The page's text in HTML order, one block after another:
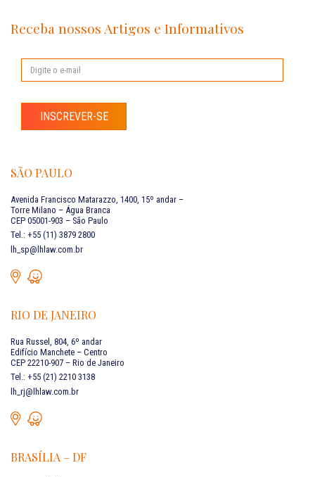
Receba nossos Artigos e Informativos
INSCREVER-SE
SÃO PAULO
Avenida Francisco Matarazzo, 1400, 15º andar –
Torre Milano – Água Branca
CEP 05001-903 – São Paulo
Tel.: +55 (11) 3879 2800
lh_sp@lhlaw.com.br
RIO DE JANEIRO
Rua Russel, 804, 6º andar
Edifício Manchete – Centro
CEP 22210-907 – Rio de Janeiro
Tel.: +55 (21) 2210 3138
lh_rj@lhlaw.com.br
BRASÍLIA – DF